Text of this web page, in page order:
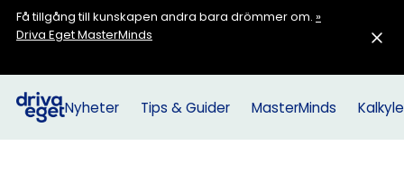
Få tillgång till kunskapen andra bara drömmer om. »
Driva Eget MasterMinds
Nyheter Tips & Guider MasterMinds